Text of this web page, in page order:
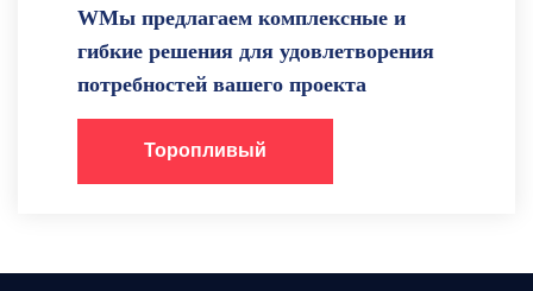
WМы предлагаем комплексные и
гибкие решения для удовлетворения
потребностей вашего проекта
Торопливый